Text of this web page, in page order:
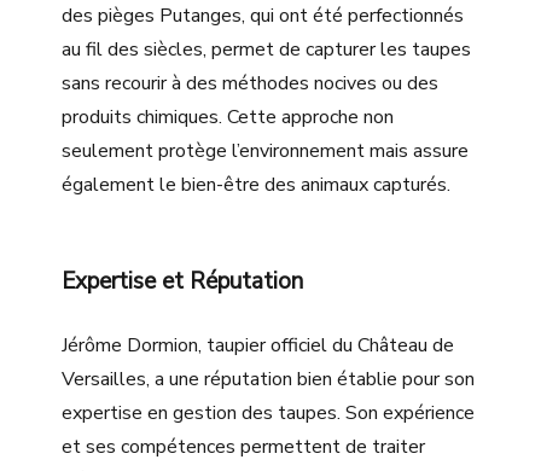
des pièges Putanges, qui ont été perfectionnés
au fil des siècles, permet de capturer les taupes
sans recourir à des méthodes nocives ou des
produits chimiques. Cette approche non
seulement protège l’environnement mais assure
également le bien-être des animaux capturés.
Expertise et Réputation
Jérôme Dormion, taupier officiel du Château de
Versailles, a une réputation bien établie pour son
expertise en gestion des taupes. Son expérience
et ses compétences permettent de traiter